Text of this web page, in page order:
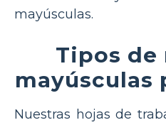
mayúsculas.
Tipos de
mayúsculas
Nuestras hojas de